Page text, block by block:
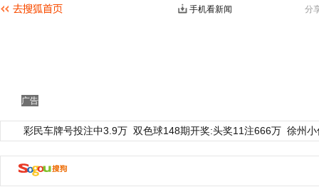
分
手机看新闻
广告
彩民车牌号投注中3.9万 双色球148期开奖:头奖11注666万 徐州